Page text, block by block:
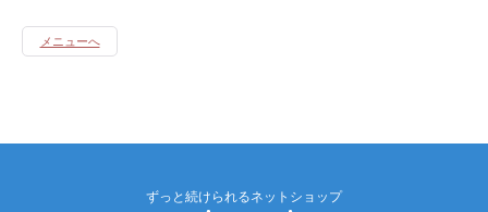
メニューへ
ずっと続けられるネットショップ